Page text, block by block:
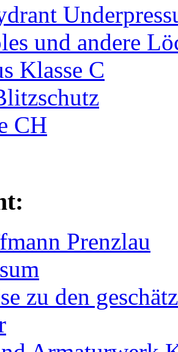
und andere
Klasse C
CH
Prenzlau
zu den